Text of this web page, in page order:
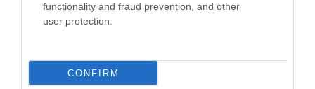
functionality and fraud prevention, and other
user protection.
CONFIRM
Το ζώο δεν τα κατάφερε και αναμένεται να επιστρέψει